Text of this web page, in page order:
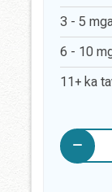
3 - 5
6 - 10
11+ ka